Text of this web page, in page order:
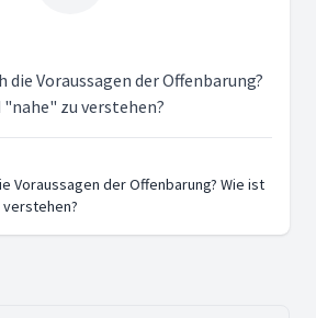
die Voraussagen der Offenbarung?
zu verstehen?
Voraussagen der Offenbarung? Wie ist
verstehen?